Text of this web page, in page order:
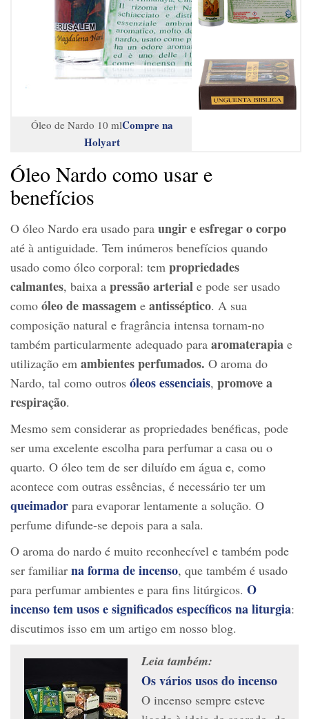
Óleo de Nardo 10 mlCompre na
Holyart
Óleo Nardo como usar e
benefícios
O óleo Nardo era usado para ungir e esfregar o corpo
até à antiguidade. Tem inúmeros benefícios quando
usado como óleo corporal: tem propriedades
calmantes, baixa a pressão arterial e pode ser usado
como óleo de massagem e antisséptico. A sua
composição natural e fragrância intensa tornam-no
também particularmente adequado para aromaterapia e
utilização em ambientes perfumados. O aroma do
Nardo, tal como outros óleos essenciais, promove a
respiração.
Mesmo sem considerar as propriedades benéficas, pode
ser uma excelente escolha para perfumar a casa ou o
quarto. O óleo tem de ser diluído em água e, como
acontece com outras essências, é necessário ter um
queimador para evaporar lentamente a solução. O
perfume difunde-se depois para a sala.
O aroma do nardo é muito reconhecível e também pode
ser familiar na forma deincenso, que também é usado
para perfumar ambientes e para fins litúrgicos. O
incenso tem usos e significados específicos na liturgia:
discutimos isso em um artigo em nosso blog.
Leia também:
Os vários usos do incenso
O incenso sempre esteve